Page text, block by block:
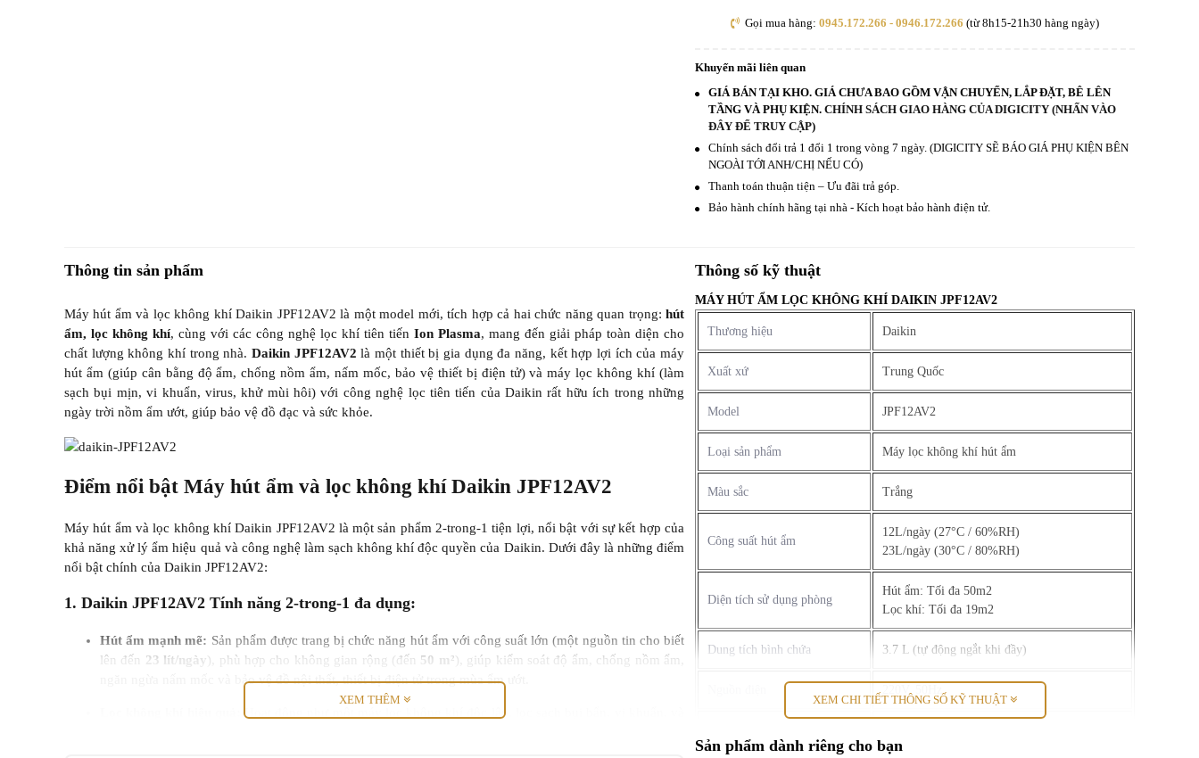
Gọi mua hàng: 0945.172.266 - 0946.172.266 (từ 8h15-21h30 hàng ngày)
Khuyến mãi liên quan
GIÁ BÁN TẠI KHO. GIÁ CHƯA BAO GỒM VẬN CHUYỂN, LẮP ĐẶT, BÊ LÊN
TẦNG VÀ PHỤ KIỆN. CHÍNH SÁCH GIAO HÀNG CỦA DIGICITY (NHẤN VÀO
ĐÂY ĐỂ TRUY CẬP)
Chính sách đổi trả 1 đổi 1 trong vòng 7 ngày. (DIGICITY SẼ BÁO GIÁ PHỤ KIỆN BÊN
NGOÀI TỚI ANH/CHỊ NẾU CÓ)
Thanh toán thuận tiện – Ưu đãi trả góp.
Bảo hành chính hãng tại nhà - Kích hoạt bảo hành điện tử.
Thông tin sản phẩm
Máy hút ẩm và lọc không khí Daikin JPF12AV2 là một model mới, tích hợp cả hai chức năng quan trọng: hút
ẩm, lọc không khí, cùng với các công nghệ lọc khí tiên tiến Ion Plasma, mang đến giải pháp toàn diện cho
chất lượng không khí trong nhà. Daikin JPF12AV2 là một thiết bị gia dụng đa năng, kết hợp lợi ích của máy
hút ẩm (giúp cân bằng độ ẩm, chống nồm ẩm, nấm mốc, bảo vệ thiết bị điện tử) và máy lọc không khí (làm
sạch bụi mịn, vi khuẩn, virus, khử mùi hôi) với công nghệ lọc tiên tiến của Daikin rất hữu ích trong những
ngày trời nồm ẩm ướt, giúp bảo vệ đồ đạc và sức khỏe.
Điểm nổi bật Máy hút ẩm và lọc không khí Daikin JPF12AV2
Máy hút ẩm và lọc không khí Daikin JPF12AV2 là một sản phẩm 2-trong-1 tiện lợi, nổi bật với sự kết hợp của
khả năng xử lý ẩm hiệu quả và công nghệ làm sạch không khí độc quyền của Daikin. Dưới đây là những điểm
nổi bật chính của Daikin JPF12AV2:
1. Daikin JPF12AV2 Tính năng 2-trong-1 đa dụng:
Hút ẩm mạnh mẽ: Sản phẩm được trang bị chức năng hút ẩm với công suất lớn (một nguồn tin cho biết
lên đến 23 lít/ngày), phù hợp cho không gian rộng (đến 50 m²), giúp kiểm soát độ ẩm, chống nồm ẩm,
ngăn ngừa nấm mốc và bảo vệ đồ nội thất, thiết bị điện tử trong mùa ẩm ướt.
Hoạt động như một máy lọc không khí độc lập, lọc sạch bụi bẩn, vi khuẩn, và
XEM THÊM
Thông số kỹ thuật
MÁY HÚT ẨM LỌC KHÔNG KHÍ DAIKIN JPF12AV2
Thương hiệu Daikin
Xuất xứ Trung Quốc
Model JPF12AV2
Loại sản phẩm Máy lọc không khí hút ẩm
Màu sắc Trắng
Công suất hút ẩm
12L/ngày (27°C / 60%RH)
23L/ngày (30°C / 80%RH)
Diện tích sử dụng phòng
Hút ẩm: Tối đa 50m2
Lọc khí: Tối đa 19m2
Dung tích bình chứa 3.7 L (tự động ngắt khi đầy)
220V, 50Hz
Công suất tiêu thụ điện
317W (30°C / 80%RH)
XEM CHI TIẾT THÔNG SỐ KỸ THUẬT
Sản phẩm dành riêng cho bạn